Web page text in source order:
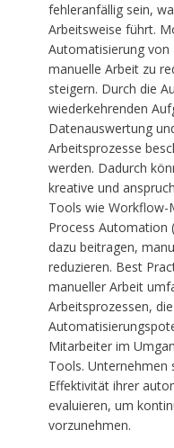
fehleranfällig sein,
Arbeitsweise führt.
Automatisierung von
manuelle Arbeit zu
steigern. Durch die
wiederkehrenden
Datenauswertung
Arbeitsprozesse
werden. Dadurch
kreative und
Tools wie Workflow-
Process Automation
dazu beitragen,
reduzieren. Best
manueller Arbeit
Arbeitsprozessen,
Mitarbeiter im
Tools. Unternehmen
Effektivität ihrer
evaluieren, um
vorzunehmen.